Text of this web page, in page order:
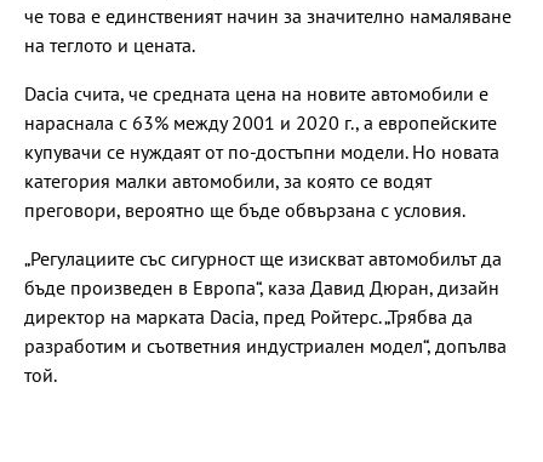
че това е единственият начин за значително намаляване
на теглото и цената.
Dacia счита, че средната цена на новите автомобили е
нараснала с 63% между 2001 и 2020 г., а европейските
купувачи се нуждаят от по-достъпни модели. Но новата
категория малки автомобили, за която се водят
преговори, вероятно ще бъде обвързана с условия.
„Регулациите със сигурност ще изискват автомобилът да
бъде произведен в Европа“, каза Давид Дюран, дизайн
директор на марката Dacia, пред Ройтерс. „Трябва да
разработим и съответния индустриален модел“, допълва
той.